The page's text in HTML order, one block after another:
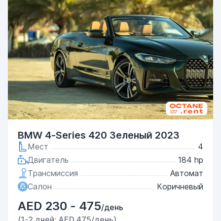
BMW 4-Series 420 Зеленый 2023
Мест
4
Двигатель
184 hp
Трансмиссия
Автомат
Салон
Коричневый
AED 230 - 475/день